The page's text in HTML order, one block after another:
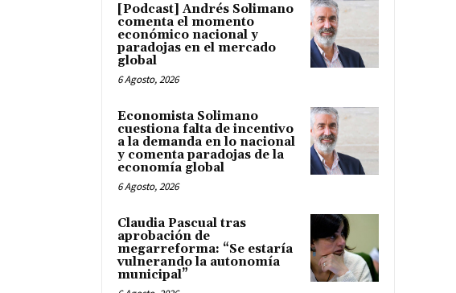
[Podcast] Andrés Solimano
comenta el momento
económico nacional y
paradojas en el mercado
global
6 Agosto, 2026
Economista Solimano
cuestiona falta de incentivo
a la demanda en lo nacional
y comenta paradojas de la
economía global
6 Agosto, 2026
Claudia Pascual tras
aprobación de
megarreforma: “Se estaría
vulnerando la autonomía
municipal”